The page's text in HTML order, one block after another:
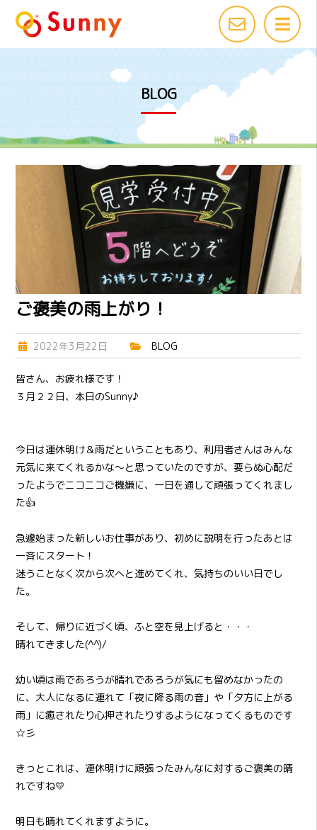
BLOG
ご褒美の雨上がり！
2022年3月22日 BLOG
皆さん、お疲れ様です！
３月２２日、本日のSunny♪
今日は連休明け＆雨だということもあり、利用者さんはみんな
元気に来てくれるかな～と思っていたのですが、要らぬ心配だ
ったようでニコニコご機嫌に、一日を通して頑張ってくれまし
た👍
急遽始まった新しいお仕事があり、初めに説明を行ったあとは
一斉にスタート！
迷うことなく次から次へと進めてくれ、気持ちのいい日でし
た。
そして、帰りに近づく頃、ふと空を見上げると・・・
晴れてきました(^^)/
幼い頃は雨であろうが晴れであろうが気にも留めなかったの
に、大人になるに連れて「夜に降る雨の音」や「夕方に上がる
雨」に癒されたり心押されたりするようになってくるものです
☆彡
きっとこれは、連休明けに頑張ったみんなに対するご褒美の晴
れですね💛
明日も晴れてくれますように。